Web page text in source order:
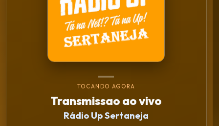
TOCANDO AGORA
Transmissao ao vivo
Rádio Up Sertaneja